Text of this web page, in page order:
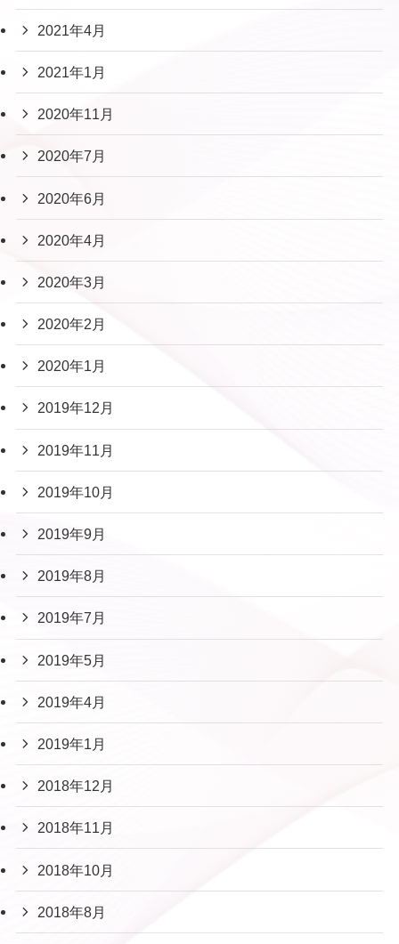
2021年4月
2021年1月
2020年11月
2020年7月
2020年6月
2020年4月
2020年3月
2020年2月
2020年1月
2019年12月
2019年11月
2019年10月
2019年9月
2019年8月
2019年7月
2019年5月
2019年4月
2019年1月
2018年12月
2018年11月
2018年10月
2018年8月